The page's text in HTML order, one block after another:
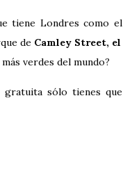
tiene Londres como el
de Camley Street, el
verdes del mundo?
gratuita sólo tienes que